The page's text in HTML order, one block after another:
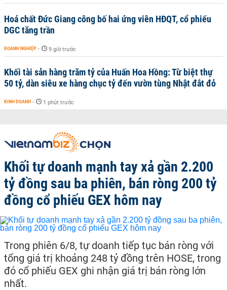
Hoá chất Đức Giang công bố hai ứng viên HĐQT, cổ phiếu
DGC tăng trần
DOANH NGHIỆP - 9 giờ trước
Khối tài sản hàng trăm tỷ của Huấn Hoa Hồng: Từ biệt thự
50 tỷ, dàn siêu xe hàng chục tỷ đến vườn tùng Nhật đắt đỏ
KINH DOANH - 1 phút trước
Khối tự doanh mạnh tay xả gần 2.200
tỷ đồng sau ba phiên, bán ròng 200 tỷ
đồng cổ phiếu GEX hôm nay
Trong phiên 6/8, tự doanh tiếp tục bán ròng với
tổng giá trị khoảng 248 tỷ đồng trên HOSE, trong
đó cổ phiếu GEX ghi nhận giá trị bán ròng lớn
nhất.